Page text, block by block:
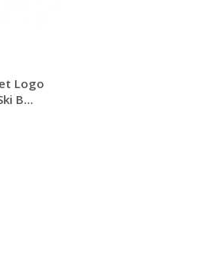
Logo
B...